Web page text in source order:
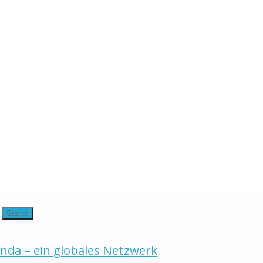
Suche
– ein globales Netzwerk